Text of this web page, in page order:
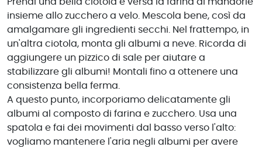
insieme allo zucchero a velo. Mescola bene, così da
amalgamare gli ingredienti secchi. Nel frattempo, in
un'altra ciotola, monta gli albumi a neve. Ricorda di
aggiungere un pizzico di sale per aiutare a
stabilizzare gli albumi! Montali fino a ottenere una
consistenza bella ferma.
A questo punto, incorporiamo delicatamente gli
albumi al composto di farina e zucchero. Usa una
spatola e fai dei movimenti dal basso verso l'alto:
vogliamo mantenere l'aria negli albumi per avere